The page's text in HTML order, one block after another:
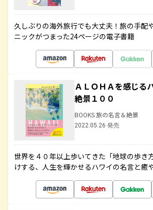
久しぶりの海外旅行でも大丈夫！旅の手配
ニックがつまった24ページの電子書籍
ＡＬＯＨＡを感じる
絶景１００
BOOKS 旅の名言＆絶景
2022.05.26 発売
世界を４０年以上歩いてきた「地球の歩き
けする、人生を輝かせるハワイの名言と癒